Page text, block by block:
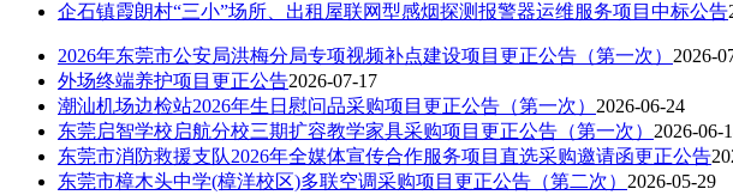
企石镇霞朗村“三小”场所、出租屋联网型感烟探测报警器运维服务项目中标公告
2026年东莞市公安局洪梅分局专项视频补点建设项目更正公告（第一次） 2026-
外场终端养护项目更正公告2026-07-17
潮汕机场边检站2026年生日慰问品采购项目更正公告（第一次） 2026-06-24
东莞启智学校启航分校三期扩容教学家具采购项目更正公告（第一次） 2026-06-
东莞市消防救援支队2026年全媒体宣传合作服务项目直选采购邀请函更正公告
东莞市樟木头中学(樟洋校区)多联空调采购项目更正公告（第二次） 2026-05-29